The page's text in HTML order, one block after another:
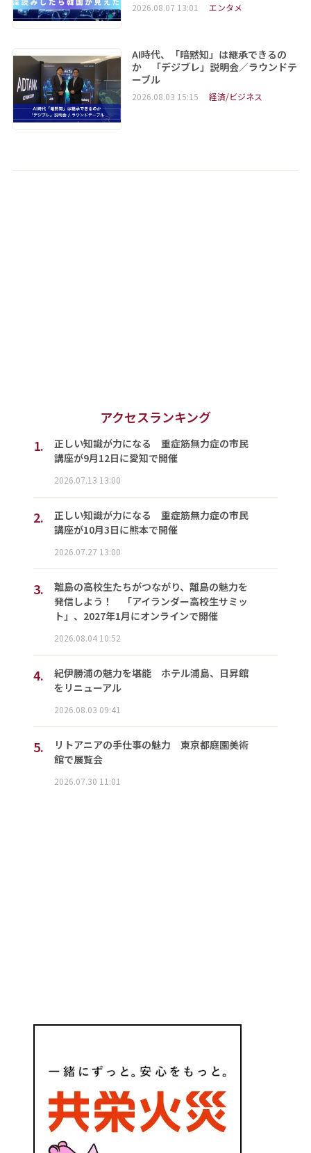
2026.08.07 13:01 エンタメ
AI時代、「暗黙知」は継承できるの
か 「デジブレ」説明会／ラウンドテ
ーブル
2026.08.03 15:15 経済/ビジネス
アクセスランキング
1.
正しい知識が力になる 重症筋無力症の市民
講座が9月12日に愛知で開催
2026.07.13 13:00
2.
正しい知識が力になる 重症筋無力症の市民
講座が10月3日に熊本で開催
2026.07.27 13:00
3.
離島の高校生たちがつながり、離島の魅力を
発信しよう！ 「アイランダー高校生サミッ
ト」、2027年1月にオンラインで開催
2026.08.04 10:52
4.
紀伊勝浦の魅力を堪能 ホテル浦島、日昇館
をリニューアル
2026.08.03 09:41
5.
リトアニアの手仕事の魅力 東京都庭園美術
館で展覧会
2026.07.30 11:01